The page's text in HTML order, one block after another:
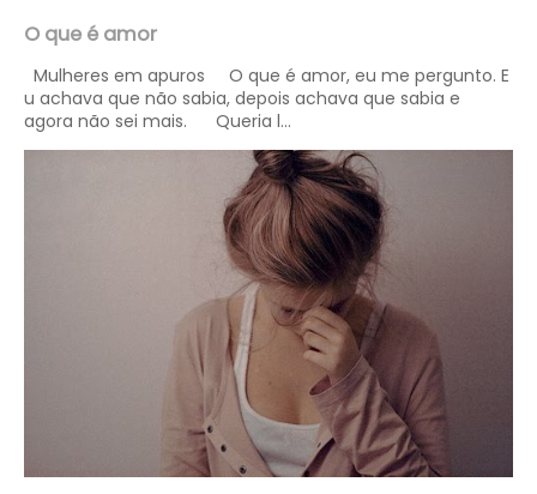
O que é amor
Mulheres em apuros O que é amor, eu me pergunto. E
u achava que não sabia, depois achava que sabia e
agora não sei mais. Queria l...